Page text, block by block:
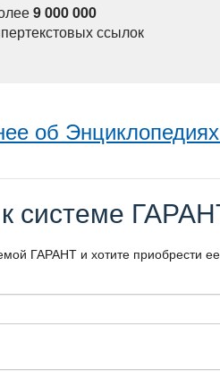
9 000 000
ссылок
об
системе
ГАРАНТ и хотите приобрести